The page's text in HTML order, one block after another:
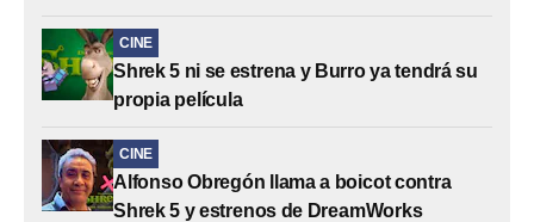
CINE
Shrek 5 ni se estrena y Burro ya tendrá su
propia película
CINE
Alfonso Obregón llama a boicot contra
Shrek 5 y estrenos de DreamWorks